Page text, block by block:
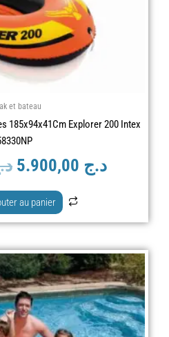
et bateau
185x94x41Cm Explorer 200 Intex
د.ج
au panier
Le
prix
initial
était :
Le
prix
actuel
est :